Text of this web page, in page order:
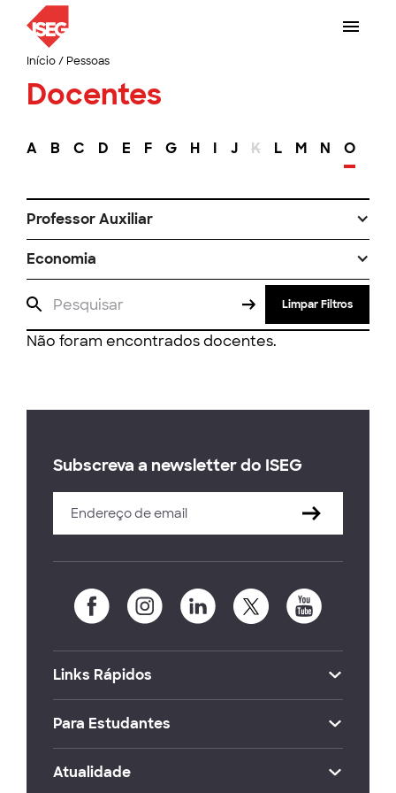
Início/ Pessoas
Docentes
A B C D E F G H I J K L M N O
Professor Auxiliar
Economia
Limpar Filtros
Não foram encontrados docentes.
Subscreva a newsletter do ISEG
Links Rápidos
Para Estudantes
Atualidade